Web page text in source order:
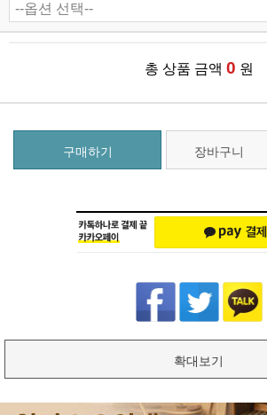
총 상품 금액 0 원
구매하기 장바구니
확대보기